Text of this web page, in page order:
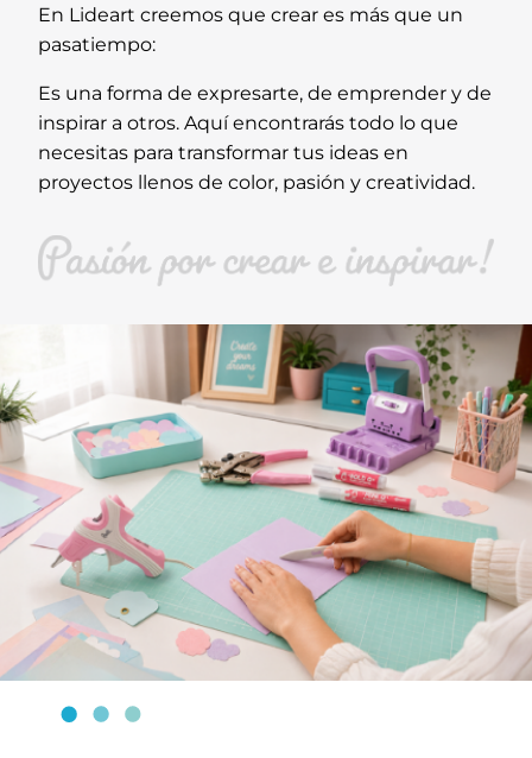
En Lideart creemos que crear es más que un
pasatiempo:
Es una forma de expresarte, de emprender y de
inspirar a otros. Aquí encontrarás todo lo que
necesitas para transformar tus ideas en
proyectos llenos de color, pasión y creatividad.